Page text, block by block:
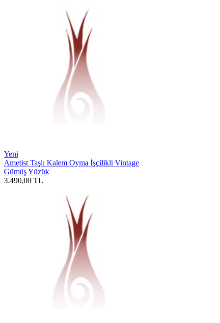
Yeni
Ametist Taşlı Kalem Oyma İşçilikli Vintage
Gümüş Yüzük
3.490,00 TL